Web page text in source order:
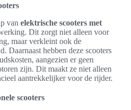
van elektrische scooters met
Dit zorgt niet alleen voor
maar verkleint ook de
Daarnaast hebben deze scooters
aangezien er geen
zijn. Dit maakt ze niet alleen
aantrekkelijker voor de rijder.
scooters